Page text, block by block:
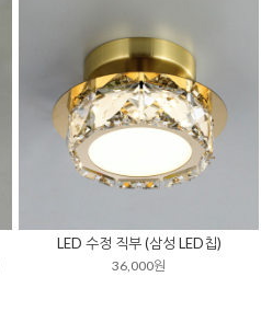
LED 수정 직부 (삼성 LED칩)
36,000원